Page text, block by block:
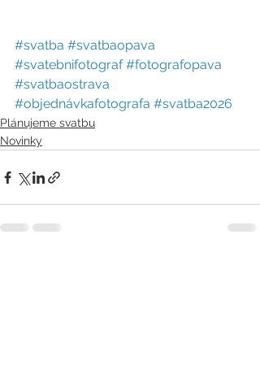
#svatba #svatbaopava
#svatebnifotograf #fotografopava
#svatbaostrava
#objednávkafotografa #svatba2026
Plánujeme svatbu
Novinky